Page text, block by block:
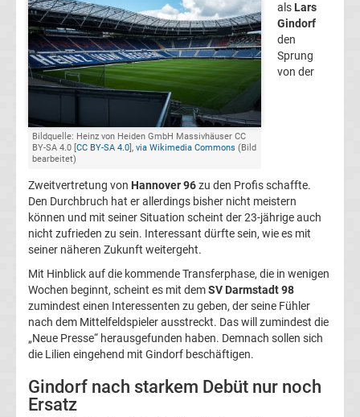
1.
FC
Kaiserslautern
Transfergerüchte
FC
Köln
Transfergerüchte
1.
Magdeburg
Bildquelle: Heinz von Heiden GmbH Massivhäuser CC
BY-SA 4.0 [CC BY-SA 4.0], via Wikimedia Commons (Bild
bearbeitet)
als Lars
Gindorf
den
Sprung
von der
Zweitvertretung von Hannover 96zu den Profis schaffte.
Den Durchbruch hat er allerdings bisher nicht meistern
können und mit seiner Situation scheint der 23-jährige auch
nicht zufrieden zu sein. Interessant dürfte sein, wie es mit
seiner näheren Zukunft weitergeht.
Mit Hinblick auf die kommende Transferphase, die in wenigen
Wochen beginnt, scheint es mit demSV Darmstadt 98
zumindest einen Interessenten zu geben, der seine Fühler
nach dem Mittelfeldspieler ausstreckt. Das will zumindest die
„Neue Presse“ herausgefunden haben. Demnach sollen sich
die Lilien eingehend mit Gindorf beschäftigen.
Gindorf nach starkem Debüt nur noch
Ersatz